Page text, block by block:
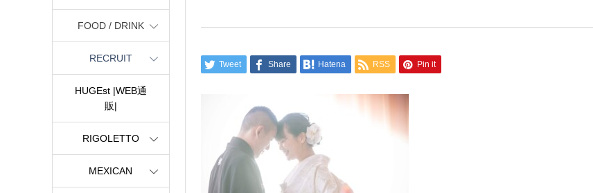
Tweet Share Hatena RSS Pin it
FOOD / DRINK
RECRUIT
HUGEst |WEB通
販|
RIGOLETTO
MEXICAN